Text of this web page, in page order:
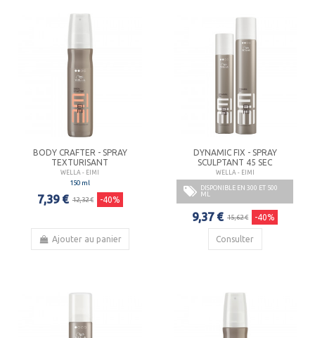
BODY CRAFTER - SPRAY
TEXTURISANT
WELLA - EIMI
150 ml
7,39 € 12,32 € -40%
Ajouter au panier
DYNAMIC FIX - SPRAY
SCULPTANT 45 SEC
WELLA - EIMI
DISPONIBLE EN 300 ET 500
ML
9,37 € 15,62 € -40%
Consulter